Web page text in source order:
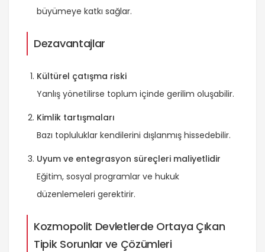
büyümeye katkı sağlar.
Dezavantajlar
Kültürel çatışma riski
Yanlış yönetilirse toplum içinde gerilim oluşabilir.
Kimlik tartışmaları
Bazı topluluklar kendilerini dışlanmış hissedebilir.
Uyum ve entegrasyon süreçleri maliyetlidir
Eğitim, sosyal programlar ve hukuk
düzenlemeleri gerektirir.
Kozmopolit Devletlerde Ortaya Çıkan
Tipik Sorunlar ve Çözümleri